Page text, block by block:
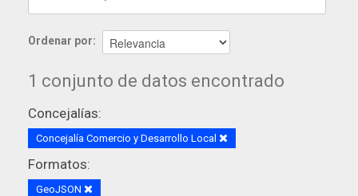
Ordenar por
1 conjunto de datos encontrado
Concejalías:
Concejalía Comercio y Desarrollo Local
Formatos:
GeoJSON